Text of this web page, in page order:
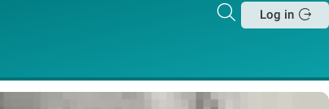
Zoeken
Log in